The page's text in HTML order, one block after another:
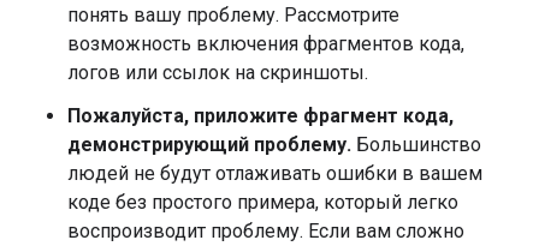
понять вашу проблему. Рассмотрите
возможность включения фрагментов кода,
логов или ссылок на скриншоты.
Пожалуйста, приложите фрагмент кода,
демонстрирующий проблему. Большинство
людей не будут отлаживать ошибки в вашем
коде без простого примера, который легко
воспроизводит проблему. Если вам сложно